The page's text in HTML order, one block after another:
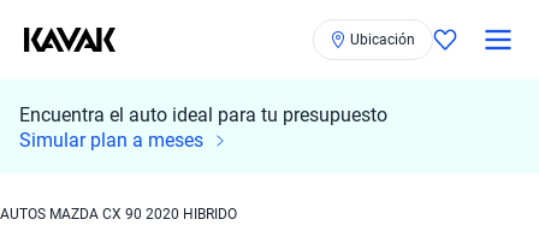
Ubicación
Encuentra el auto ideal para tu presupuesto
Simular plan a meses
AUTOS MAZDA CX 90 2020 HIBRIDO